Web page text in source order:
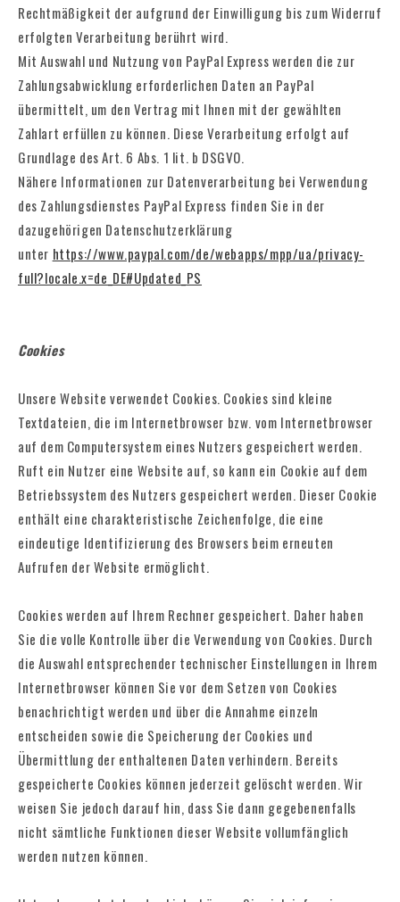
Rechtmäßigkeit der aufgrund der Einwilligung bis zum Widerruf
erfolgten Verarbeitung berührt wird.
Mit Auswahl und Nutzung von PayPal Express werden die zur
Zahlungsabwicklung erforderlichen Daten an PayPal
übermittelt, um den Vertrag mit Ihnen mit der gewählten
Zahlart erfüllen zu können. Diese Verarbeitung erfolgt auf
Grundlage des Art. 6 Abs. 1 lit. b DSGVO.
Nähere Informationen zur Datenverarbeitung bei Verwendung
des Zahlungsdienstes PayPal Express finden Sie in der
dazugehörigen Datenschutzerklärung
unter https://www.paypal.com/de/webapps/mpp/ua/privacy-
full?locale.x=de_DE#Updated_PS
Cookies
Unsere Website verwendet Cookies. Cookies sind kleine
Textdateien, die im Internetbrowser bzw. vom Internetbrowser
auf dem Computersystem eines Nutzers gespeichert werden.
Ruft ein Nutzer eine Website auf, so kann ein Cookie auf dem
Betriebssystem des Nutzers gespeichert werden. Dieser Cookie
enthält eine charakteristische Zeichenfolge, die eine
eindeutige Identifizierung des Browsers beim erneuten
Aufrufen der Website ermöglicht.
Cookies werden auf Ihrem Rechner gespeichert. Daher haben
Sie die volle Kontrolle über die Verwendung von Cookies. Durch
die Auswahl entsprechender technischer Einstellungen in Ihrem
Internetbrowser können Sie vor dem Setzen von Cookies
benachrichtigt werden und über die Annahme einzeln
entscheiden sowie die Speicherung der Cookies und
Übermittlung der enthaltenen Daten verhindern. Bereits
gespeicherte Cookies können jederzeit gelöscht werden. Wir
weisen Sie jedoch darauf hin, dass Sie dann gegebenenfalls
nicht sämtliche Funktionen dieser Website vollumfänglich
werden nutzen können.